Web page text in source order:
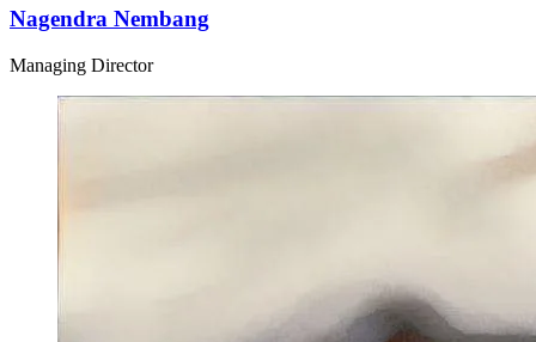
Nagendra Nembang
Managing Director